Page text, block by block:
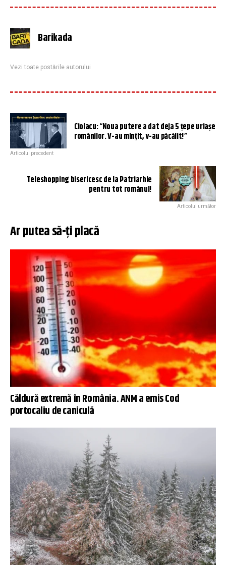
Barikada
Vezi toate postările autorului
Ciolacu: “Noua putere a dat deja 5 țepe uriașe
românilor. V-au mințit, v-au păcălit!”
Articolul precedent
Teleshopping bisericesc de la Patriarhie
pentru tot românul!
Articolul următor
Ar putea să-ți placă
Căldură extremă în România. ANM a emis Cod
portocaliu de caniculă